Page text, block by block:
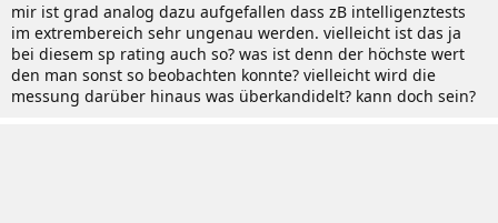
mir ist grad analog dazu aufgefallen dass zB intelligenztests
im extrembereich sehr ungenau werden. vielleicht ist das ja
bei diesem sp rating auch so? was ist denn der höchste wert
den man sonst so beobachten konnte? vielleicht wird die
messung darüber hinaus was überkandidelt? kann doch sein?